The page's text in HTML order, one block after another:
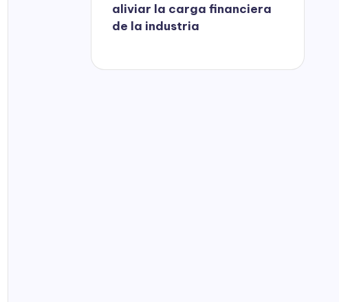
aliviar la carga financiera
de la industria